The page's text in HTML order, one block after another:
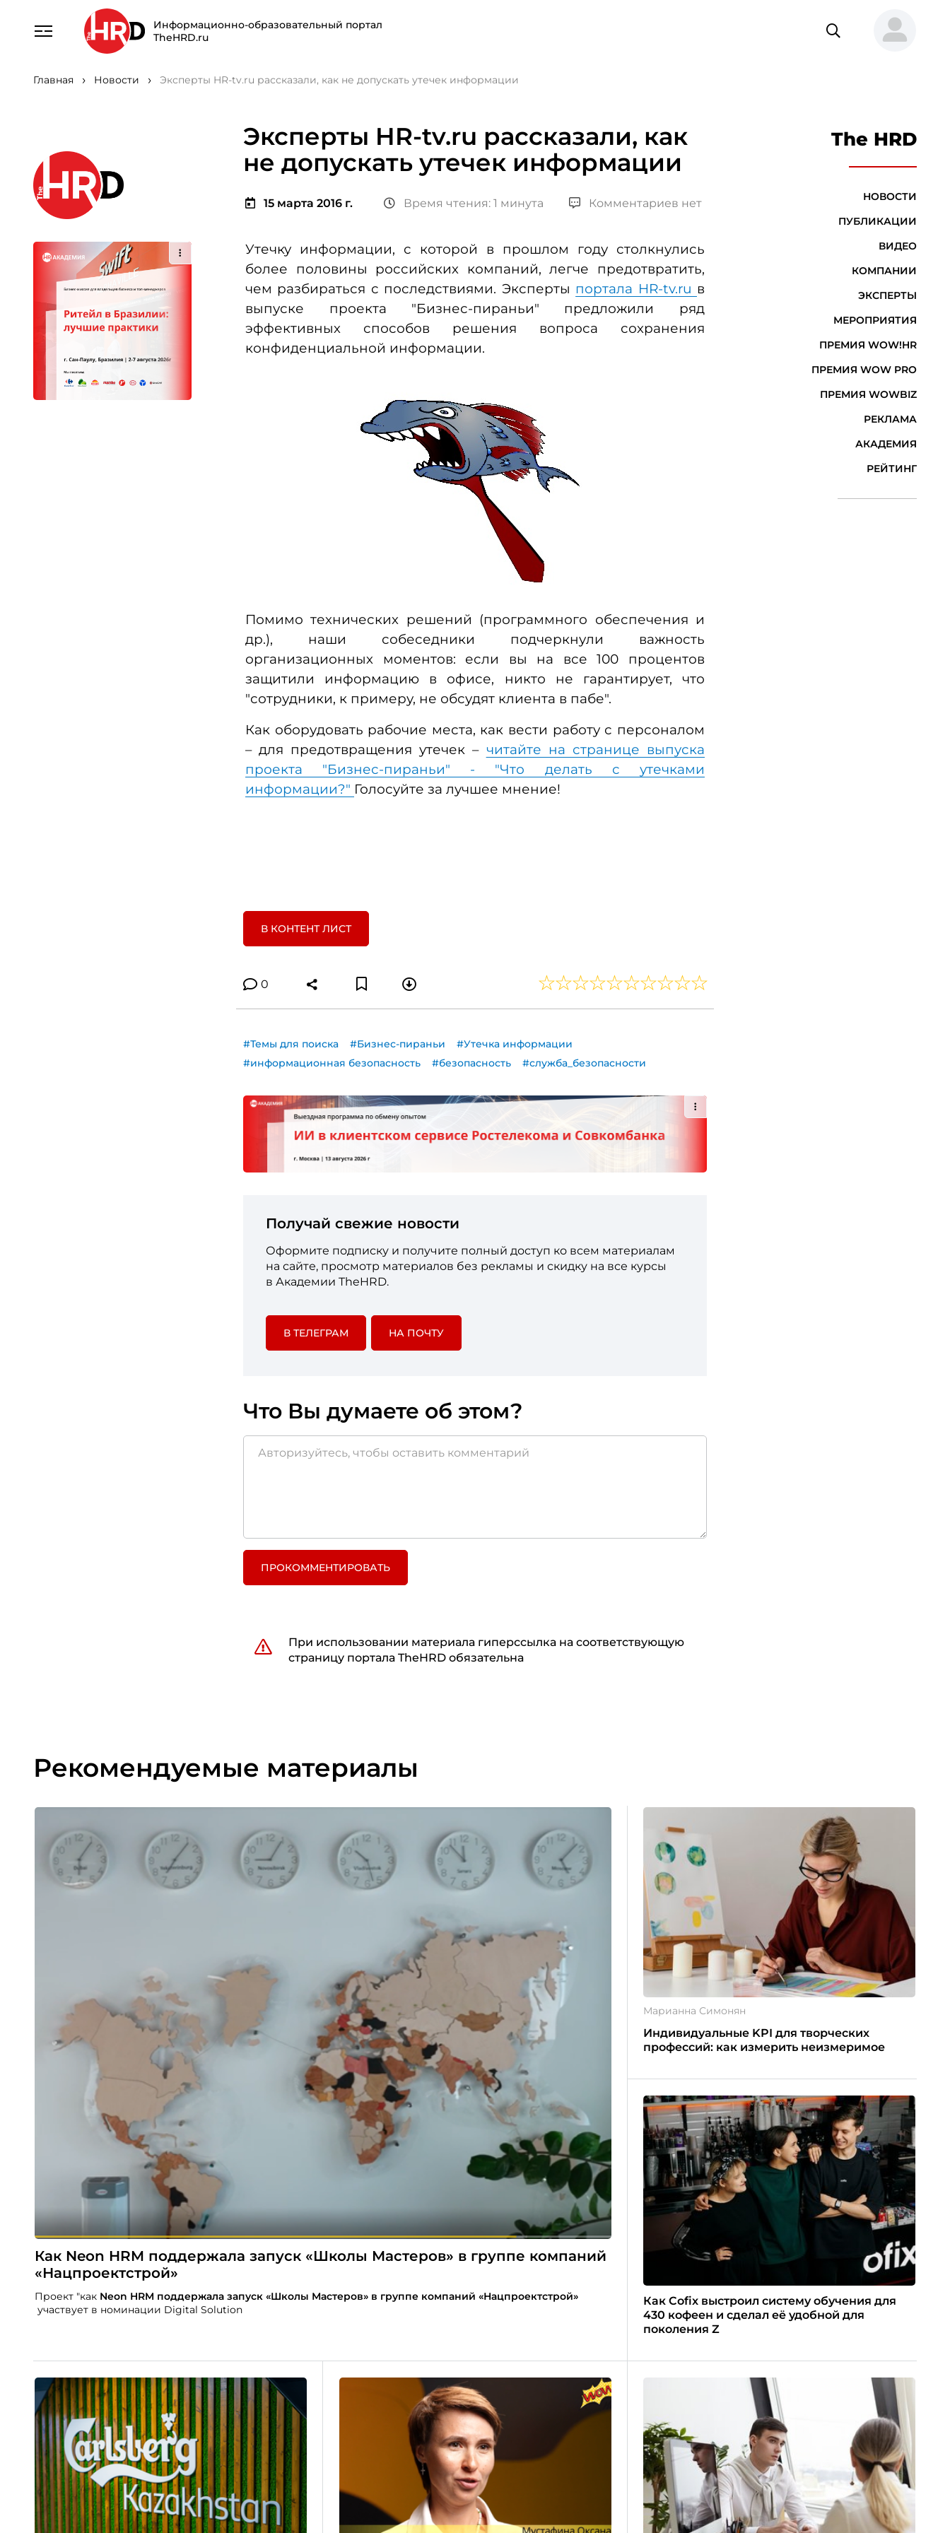
Информационно-образовательный портал
TheHRD.ru
Главная Новости Эксперты HR-tv.ru рассказали, как не допускать утечек информации
Эксперты HR-tv.ru рассказали, как
не допускать утечек информации
15 марта 2016 г. Время чтения: 1 минута Комментариев нет
Утечку информации, с которой в прошлом году столкнулись
более половины российских компаний, легче предотвратить,
чем разбираться с последствиями. Эксперты портала HR-tv.ru в
выпуске проекта "Бизнес-пираньи" предложили ряд
эффективных способов решения вопроса сохранения
конфиденциальной информации.
Помимо технических решений (программного обеспечения и
др.), наши собеседники подчеркнули важность
организационных моментов: если вы на все 100 процентов
защитили информацию в офисе, никто не гарантирует, что
"сотрудники, к примеру, не обсудят клиента в пабе".
Как оборудовать рабочие места, как вести работу с персоналом
– для предотвращения утечек – читайте на странице выпуска
проекта "Бизнес-пираньи" - "Что делать с утечками
информации?" Голосуйте за лучшее мнение!
В КОНТЕНТ ЛИСТ
0
#Темы для поиска #Бизнес-пираньи
#Утечка информации
#информационная безопасность
#безопасность #служба_безопасности
The HRD
НОВОСТИ
ПУБЛИКАЦИИ
ВИДЕО
КОМПАНИИ
ЭКСПЕРТЫ
МЕРОПРИЯТИЯ
ПРЕМИЯ WOW!HR
ПРЕМИЯ WOW PRO
ПРЕМИЯ WOWBIZ
РЕКЛАМА
АКАДЕМИЯ
РЕЙТИНГ
Получай свежие новости
Оформите подписку и получите полный доступ ко всем материалам
на сайте, просмотр материалов без рекламы и скидку на все курсы
в Академии TheHRD.
В ТЕЛЕГРАМ НА ПОЧТУ
Что Вы думаете об этом?
ПРОКОММЕНТИРОВАТЬ
При использовании материала гиперссылка на соответствующую
страницу портала TheHRD обязательна
Рекомендуемые материалы
Как Neon HRM поддержала запуск «Школы Мастеров» в группе компаний
«Нацпроектстрой»
Проект "как Neon HRM поддержала запуск «Школы Мастеров» в группе компаний «Нацпроектстрой»
участвует в номинации Digital Solution
Марианна Симонян
Индивидуальные KPI для творческих
профессий: как измерить неизмеримое
Как Cofix выстроил систему обучения для
430 кофеен и сделал её удобной для
поколения Z